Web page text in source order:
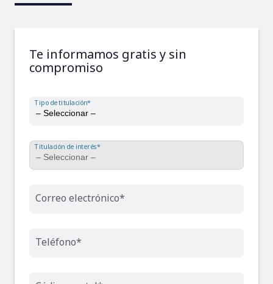
Te informamos gratis y sin
compromiso
Tipo de titulación*
Titulación de interés*
Correo electrónico*
Teléfono*